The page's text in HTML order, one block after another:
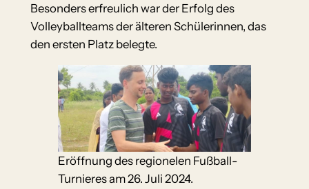
Besonders erfreulich war der Erfolg des
Volleyballteams der älteren Schülerinnen, das
den ersten Platz belegte.
Eröffnung des regionelen Fußball-
Turnieres am 26. Juli 2024.